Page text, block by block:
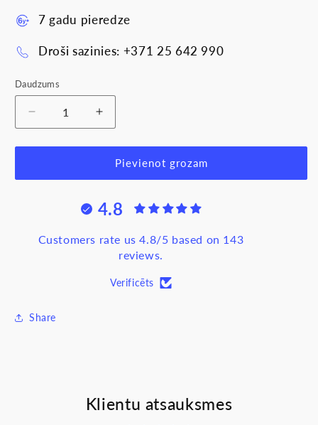
7 gadu pieredze
Droši sazinies: +371 25 642 990
Daudzums
Samazināt
daudzumu
produktam
digitālais
UT195DS,
Palielināt
daudzumu
produktam
Profesionālais
digitālais
UT195DS,
T
Pievienot grozam
4.8
Customers rate us 4.8/5 based on 143
reviews.
Verificēts
Share
Klientu atsauksmes